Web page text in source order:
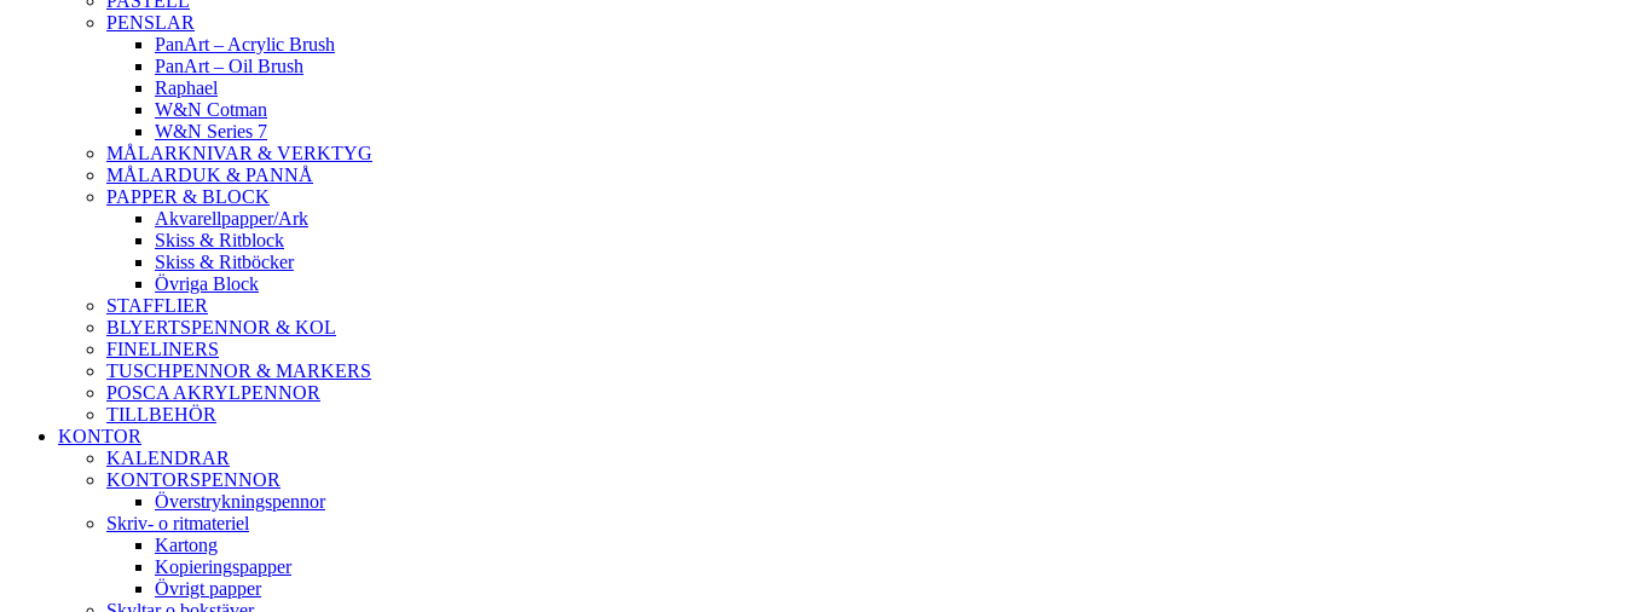
PENSLAR
PanArt – Acrylic Brush
PanArt – Oil Brush
Raphael
W&N Cotman
W&N Series 7
MÅLARKNIVAR & VERKTYG
MÅLARDUK & PANNÅ
PAPPER & BLOCK
Akvarellpapper/Ark
Skiss & Ritblock
Skiss & Ritböcker
Övriga Block
STAFFLIER
BLYERTSPENNOR & KOL
FINELINERS
TUSCHPENNOR & MARKERS
POSCA AKRYLPENNOR
TILLBEHÖR
KONTOR
KALENDRAR
KONTORSPENNOR
Överstrykningspennor
Skriv- o ritmateriel
Kartong
Kopieringspapper
Övrigt papper